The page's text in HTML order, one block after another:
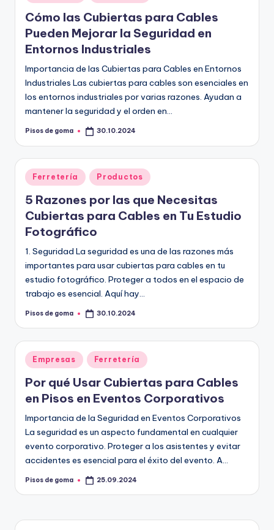
en
Cómo las Cubiertas para Cables
Pueden Mejorar la Seguridad en
Entornos Industriales
Importancia de las Cubiertas para Cables en Entornos
Industriales Las cubiertas para cables son esenciales en
los entornos industriales por varias razones. Ayudan a
mantener la seguridad y el orden en…
Publicado
Pisos de goma 30.10.2024
Publicado
en
Ferretería Productos
5 Razones por las que Necesitas
Cubiertas para Cables en Tu Estudio
Fotográfico
1. Seguridad La seguridad es una de las razones más
importantes para usar cubiertas para cables en tu
estudio fotográfico. Proteger a todos en el espacio de
trabajo es esencial. Aquí hay…
Publicado
Pisos de goma 30.10.2024
Publicado
en
Empresas Ferretería
Por qué Usar Cubiertas para Cables
en Pisos en Eventos Corporativos
Importancia de la Seguridad en Eventos Corporativos
La seguridad es un aspecto fundamental en cualquier
evento corporativo. Proteger a los asistentes y evitar
accidentes es esencial para el éxito del evento. A…
Publicado
Pisos de goma 25.09.2024